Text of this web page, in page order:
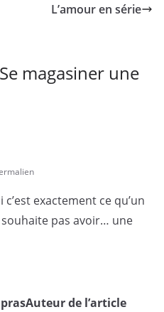
L’amour en série
Se magasiner une
exactement ce qu’un
pas avoir… une
Auteur de l’article